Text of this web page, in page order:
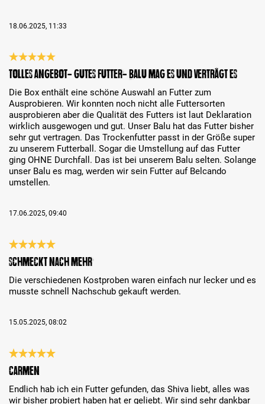
18.06.2025, 11:33
Bewertung mit 5 von 5 Sternen
Tolles Angebot- gutes Futter- Balu mag es und verträgt es
Die Box enthält eine schöne Auswahl an Futter zum
Ausprobieren. Wir konnten noch nicht alle Futtersorten
ausprobieren aber die Qualität des Futters ist laut Deklaration
wirklich ausgewogen und gut. Unser Balu hat das Futter bisher
sehr gut vertragen. Das Trockenfutter passt in der Größe super
zu unserem Futterball. Sogar die Umstellung auf das Futter
ging OHNE Durchfall. Das ist bei unserem Balu selten. Solange
unser Balu es mag, werden wir sein Futter auf Belcando
umstellen.
17.06.2025, 09:40
Bewertung mit 5 von 5 Sternen
Schmeckt nach mehr
Die verschiedenen Kostproben waren einfach nur lecker und es
musste schnell Nachschub gekauft werden.
15.05.2025, 08:02
Bewertung mit 5 von 5 Sternen
Carmen
Endlich hab ich ein Futter gefunden, das Shiva liebt, alles was
wir bisher probiert haben hat er geliebt. Wir sind sehr dankbar